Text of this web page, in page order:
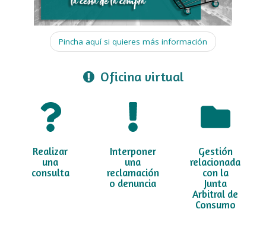
Pincha aquí si quieres más información
Oficina virtual
Realizar
una
consulta
Interponer
una
reclamación
o denuncia
Gestión
relacionada
con la
Junta
Arbitral de
Consumo